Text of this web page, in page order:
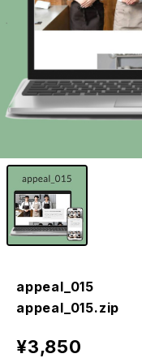
appeal_015
appeal_015.zip
¥3,850